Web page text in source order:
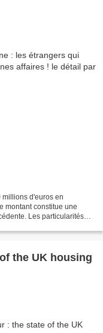
millions d'euros en
montant constitue une
Les particularités
the UK housing